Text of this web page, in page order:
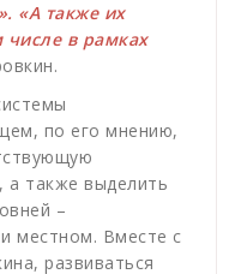
«А также их
числе в рамках
по его мнению,
а также выделить
–
местном. Вместе с
развиваться